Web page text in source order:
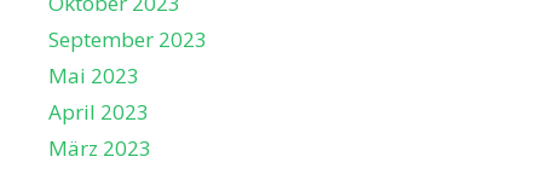
September 2023
Mai 2023
April 2023
März 2023